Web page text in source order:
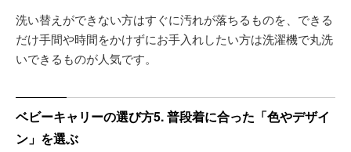
洗い替えができない方はすぐに汚れが落ちるものを、できる
だけ手間や時間をかけずにお手入れしたい方は洗濯機で丸洗
いできるものが人気です。
ベビーキャリーの選び方5. 普段着に合った「色やデザイ
ン」を選ぶ